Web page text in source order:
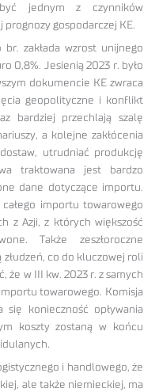
jednym z czynników
prognozy gospodarczej KE.
zakłada wzrost unijnego
0,8%. Jesienią 2023 r. było
dokumencie KE zwraca
geopolityczne i konflikt
bardziej przechlają szalę
a kolejne zakłócenia
utrudniać produkcję
traktowana jest bardzo
dane dotyczące importu.
importu towarowego
z Azji, z których większość
Także zeszłoroczne
co do kluczowej roli
że w III kw. 2023 r. z samych
towarowego. Komisja
konieczność opływania
koszty zostaną w końcu
i handlowego, że
ale także niemieckiej, ma